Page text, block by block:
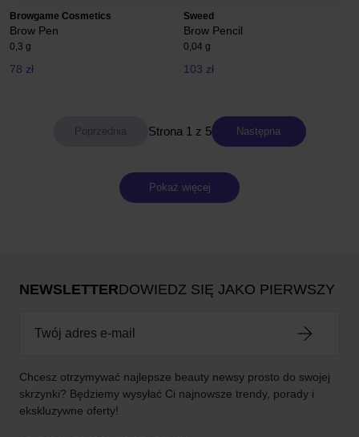
Browgame Cosmetics
Brow Pen
0,3 g
78 zł
Sweed
Brow Pencil
0,04 g
103 zł
Strona 1 z 5 Następna
Pokaż więcej
NEWSLETTERDOWIEDZ SIĘ JAKO PIERWSZY
Chcesz otrzymywać najlepsze beauty newsy prosto do swojej
skrzynki? Będziemy wysyłać Ci najnowsze trendy, porady i
ekskluzywne oferty!